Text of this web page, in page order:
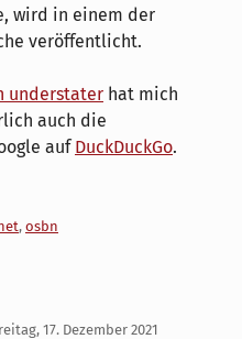
wird in einem der
veröffentlicht.
understater hat mich
auch die
aufDuckDuckGo.
, osbn
17. Dezember 2021